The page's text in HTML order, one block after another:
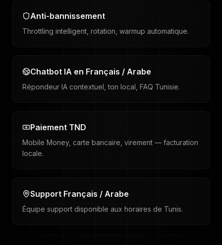
Anti-bannissement
Throttling intelligent, rotation, warmup automatique.
Chatbot IA en Français / Arabe
Répondeur IA contextuel, ton local, FAQ Tunisie.
Paiement TND
Mobile Money, carte bancaire, virement — facturation
locale.
Support Français / Arabe
Équipe support disponible aux horaires de Tunis.